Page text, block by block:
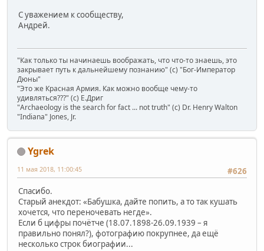
С уважением к сообществу,
Андрей.
"Как только ты начинаешь воображать, что что-то знаешь, это
закрывает путь к дальнейшему познанию" (с) "Бог-Император
Дюны"
"Это же Красная Армия. Как можно вообще чему-то
удивляться???" (с) Е.Дриг
"Archaeology is the search for fact ... not truth" (c) Dr. Henry Walton
"Indiana" Jones, Jr.
Ygrek
#626
11 мая 2018, 11:00:45
Спасибо.
Старый анекдот: «Бабушка, дайте попить, а то так кушать
хочется, что переночевать негде».
Если б цифры почётче (18.07.1898-26.09.1939 – я
правильно понял?), фотографию покрупнее, да ещё
несколько строк биографии...